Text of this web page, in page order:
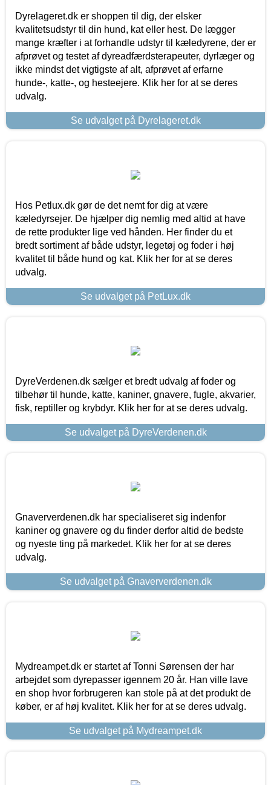
Dyrelageret.dk er shoppen til dig, der elsker
kvalitetsudstyr til din hund, kat eller hest. De lægger
mange kræfter i at forhandle udstyr til kæledyrene, der er
afprøvet og testet af dyreadfærdsterapeuter, dyrlæger og
ikke mindst det vigtigste af alt, afprøvet af erfarne
hunde-, katte-, og hesteejere. Klik her for at se deres
udvalg.
Se udvalget på Dyrelageret.dk
Hos Petlux.dk gør de det nemt for dig at være
kæledyrsejer. De hjælper dig nemlig med altid at have
de rette produkter lige ved hånden. Her finder du et
bredt sortiment af både udstyr, legetøj og foder i høj
kvalitet til både hund og kat. Klik her for at se deres
udvalg.
Se udvalget på PetLux.dk
DyreVerdenen.dk sælger et bredt udvalg af foder og
tilbehør til hunde, katte, kaniner, gnavere, fugle, akvarier,
fisk, reptiller og krybdyr. Klik her for at se deres udvalg.
Se udvalget på DyreVerdenen.dk
Gnaververdenen.dk har specialiseret sig indenfor
kaniner og gnavere og du finder derfor altid de bedste
og nyeste ting på markedet. Klik her for at se deres
udvalg.
Se udvalget på Gnaververdenen.dk
Mydreampet.dk er startet af Tonni Sørensen der har
arbejdet som dyrepasser igennem 20 år. Han ville lave
en shop hvor forbrugeren kan stole på at det produkt de
køber, er af høj kvalitet. Klik her for at se deres udvalg.
Se udvalget på Mydreampet.dk